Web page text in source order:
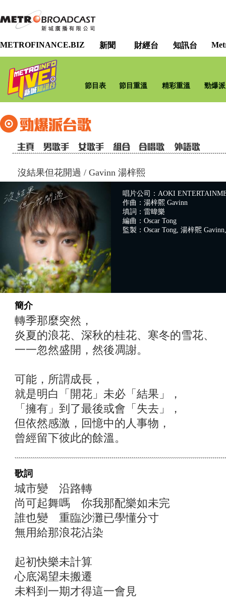
METROFINANCE.BIZ 新聞 財經台 知訊台
節目表 節目重溫 精彩重溫 勁爆
沒結果但花開過 / Gavinn 湯梓熙
唱片公司：AOKI
作曲：湯梓𤋮 Gavinn
填詞：雷暐樂
編曲：Oscar Tong
監製：Oscar Tong, 湯梓𤋮 Gavinn,
簡介
轉季那麼突然，
炎夏的浪花、深秋的桂花、寒冬的雪花、
一一忽然盛開，然後凋謝。
可能，所謂成長，
就是明白「開花」未必「結果」，
「擁有」到了最後或會「失去」，
但依然感激，回憶中的人事物，
曾經留下彼此的餘溫。
歌詞
城市變 沿路轉
尚可起舞嗎 你我那配樂如未完
誰也變 重臨沙灘已學懂分寸
無用給那浪花沾染
起初快樂未計算
心底渴望未搬遷
未料到一期才得這一會見